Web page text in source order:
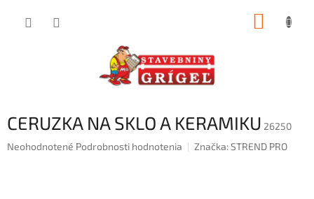
CERUZKA NA SKLO A KERAMIKU 26250
Priemerné
Neohodnotené Podrobnosti hodnotenia Značka:STREND PRO